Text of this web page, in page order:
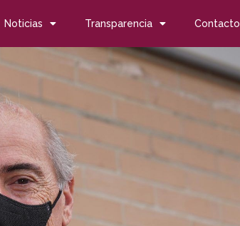
Noticias Transparencia Contacto